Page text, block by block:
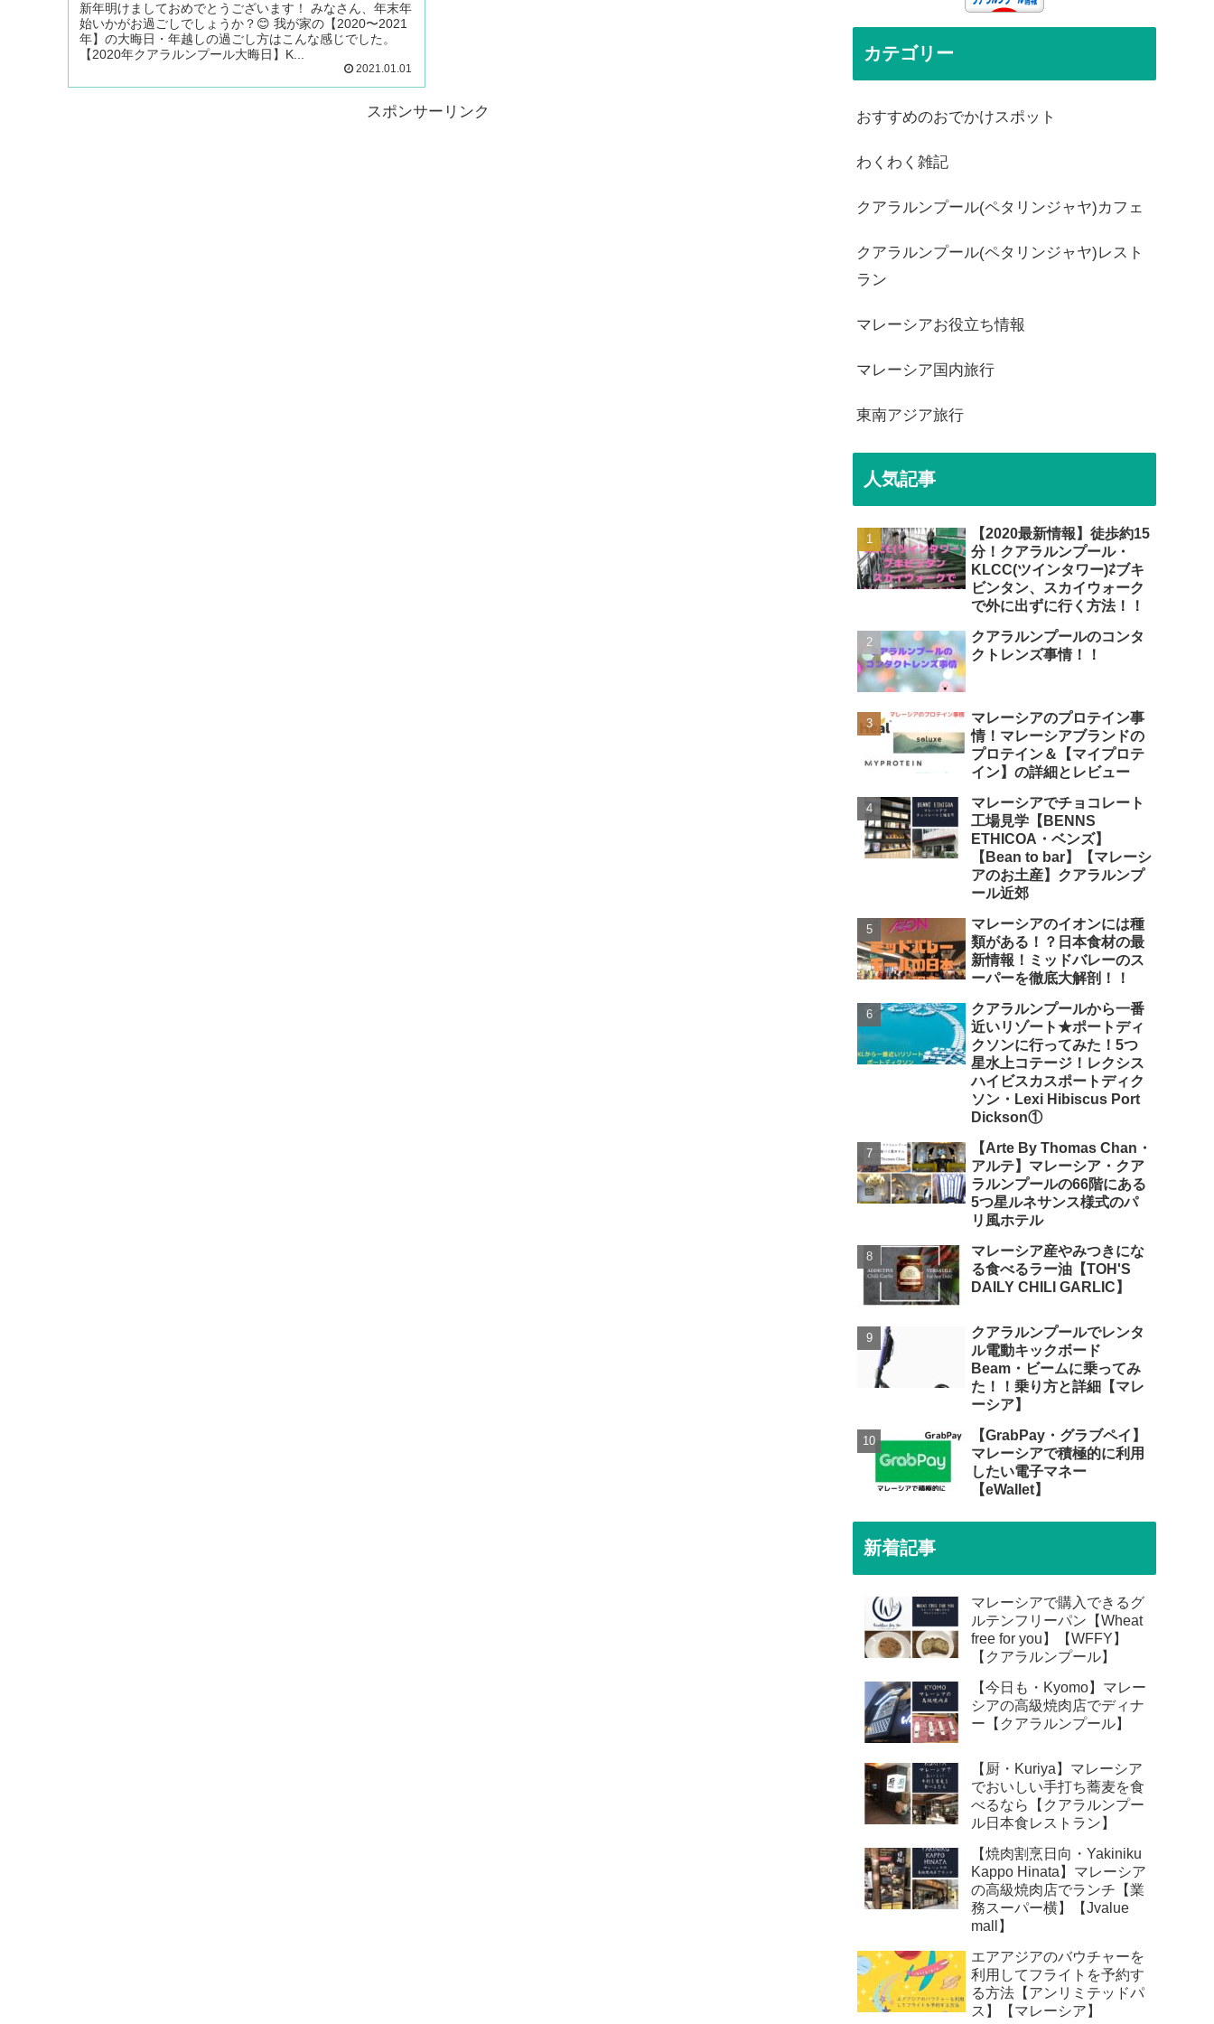
新年明けましておめでとうございます！ みなさん、年末年
始いかがお過ごしでしょうか？😊 我が家の【2020〜2021
年】の大晦日・年越しの過ごし方はこんな感じでした。
【2020年クアラルンプール大晦日】K...
2021.01.01
スポンサーリンク
カテゴリー
おすすめのおでかけスポット
わくわく雑記
クアラルンプール(ペタリンジャヤ)カフェ
クアラルンプール(ペタリンジャヤ)レスト
ラン
マレーシアお役立ち情報
マレーシア国内旅行
東南アジア旅行
人気記事
【2020最新情報】徒歩約15
分！クアラルンプール・
KLCC(ツインタワー)⇄ブキ
ビンタン、スカイウォーク
で外に出ずに行く方法！！
クアラルンプールのコンタ
クトレンズ事情！！
マレーシアのプロテイン事
情！マレーシアブランドの
プロテイン＆【マイプロテ
イン】の詳細とレビュー
マレーシアでチョコレート
工場見学【BENNS
ETHICOA・ベンズ】
【Bean to bar】【マレーシ
アのお土産】クアラルンプ
ール近郊
マレーシアのイオンには種
類がある！？日本食材の最
新情報！ミッドバレーのス
ーパーを徹底大解剖！！
クアラルンプールから一番
近いリゾート★ポートディ
クソンに行ってみた！5つ
星水上コテージ！レクシス
ハイビスカスポートディク
ソン・Lexi Hibiscus Port
Dickson①
【Arte By Thomas Chan・
アルテ】マレーシア・クア
ラルンプールの66階にある
5つ星ルネサンス様式のパ
リ風ホテル
マレーシア産やみつきにな
る食べるラー油【TOH'S
DAILY CHILI GARLIC】
クアラルンプールでレンタ
ル電動キックボード
Beam・ビームに乗ってみ
た！！乗り方と詳細【マレ
ーシア】
【GrabPay・グラブペイ】
マレーシアで積極的に利用
したい電子マネー
【eWallet】
新着記事
マレーシアで購入できるグ
ルテンフリーパン【Wheat
free for you】【WFFY】
【クアラルンプール】
【今日も・Kyomo】マレー
シアの高級焼肉店でディナ
ー【クアラルンプール】
【厨・Kuriya】マレーシア
でおいしい手打ち蕎麦を食
べるなら【クアラルンプー
ル日本食レストラン】
【焼肉割烹日向・Yakiniku
Kappo Hinata】マレーシア
の高級焼肉店でランチ【業
務スーパー横】【Jvalue
mall】
エアアジアのバウチャーを
利用してフライトを予約す
る方法【アンリミテッドパ
ス】【マレーシア】